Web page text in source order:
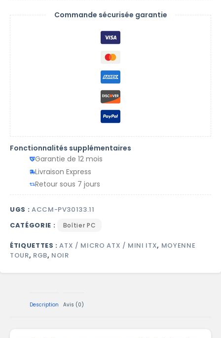
Commande sécurisée garantie
Fonctionnalités supplémentaires
Garantie de 12 mois
Livraison Express
Retour sous 7 jours
UGS : ACCM-PV30133.11
CATÉGORIE :
Boîtier PC
ÉTIQUETTES :ATX / MICRO ATX / MINI ITX, MOYENNE
TOUR, RGB, NOIR
Description Avis (0)